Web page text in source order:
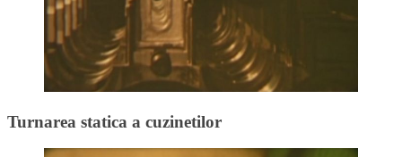
Turnarea statica a cuzinetilor